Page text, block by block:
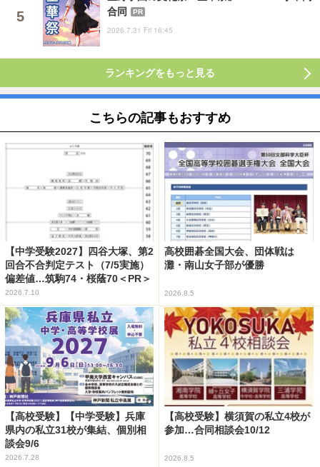
合同
PR
2026.7.31 Fri 16:45
ランキングをもっと見る
こちらの記事もおすすめ
【中学受験2027】四谷大塚、第2
回合不合判定テスト（7/5実施）
偏差値…筑駒74・桜蔭70＜PR＞
2026.7.10
高校囲碁全国大会、団体戦は
灘・南山女子部が優勝
2026.8.5
【高校受験】【中学受験】兵庫
県内の私立31校が集結、個別相
談会9/6
2026.7.28
【高校受験】横須賀の私立4校が
参加…合同相談会10/12
2026.8.5